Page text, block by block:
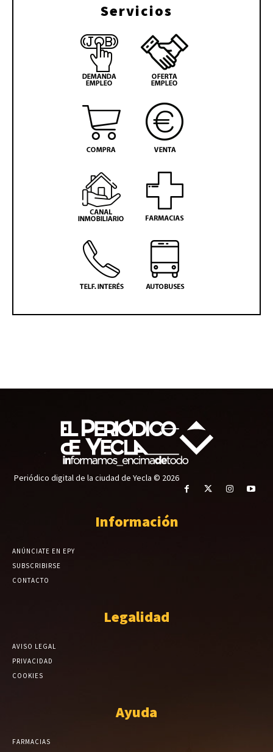
Servicios
Periódico digital de la ciudad de Yecla © 2026
Información
ANÚNCIATE EN EPY
SUBSCRIBIRSE
CONTACTO
Legalidad
AVISO LEGAL
PRIVACIDAD
COOKIES
Ayuda
FARMACIAS